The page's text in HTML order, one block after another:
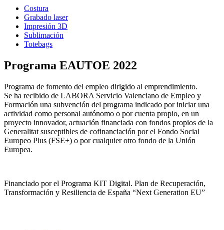
Costura
Grabado laser
Impresión 3D
Sublimación
Totebags
Programa EAUTOE 2022
Programa de fomento del empleo dirigido al emprendimiento.
Se ha recibido de LABORA Servicio Valenciano de Empleo y
Formación una subvención del programa indicado por iniciar una
actividad como personal autónomo o por cuenta propio, en un
proyecto innovador, actuación financiada con fondos propios de la
Generalitat susceptibles de cofinanciación por el Fondo Social
Europeo Plus (FSE+) o por cualquier otro fondo de la Unión
Europea.
Financiado por el Programa KIT Digital. Plan de Recuperación,
Transformación y Resiliencia de España “Next Generation EU”